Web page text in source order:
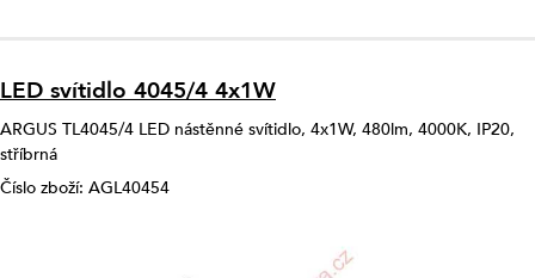
LED svítidlo 4045/4 4x1W
ARGUS TL4045/4 LED nástěnné svítidlo, 4x1W, 480lm, 4000K, IP20,
stříbrná
Číslo zboží: AGL40454